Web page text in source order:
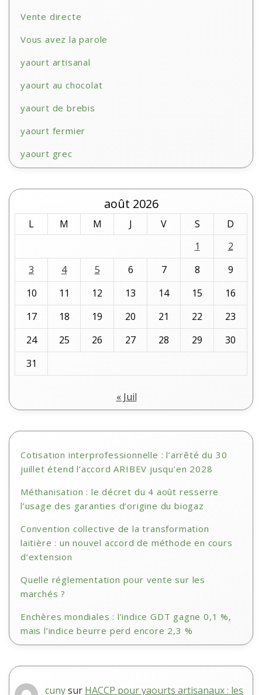
Vente directe
Vous avez la parole
yaourt artisanal
yaourt au chocolat
yaourt de brebis
yaourt fermier
yaourt grec
août 2026
L M M J V S
D
1
2
3
4 5 6 7 8
9
10
11 12 13 14 15
16
17
18 19 20 21 22
23
24
25 26 27 28 29
30
31
« Juil
Cotisation interprofessionnelle : l’arrêté du 30
juillet étend l’accord ARIBEV jusqu’en 2028
Méthanisation : le décret du 4 août resserre
l’usage des garanties d’origine du biogaz
Convention collective de la transformation
laitière : un nouvel accord de méthode en cours
d’extension
Quelle réglementation pour vente sur les
marchés ?
Enchères mondiales : l’indice GDT gagne 0,1 %,
mais l’indice beurre perd encore 2,3 %
cunysur HACCP pour yaourts artisanaux : les